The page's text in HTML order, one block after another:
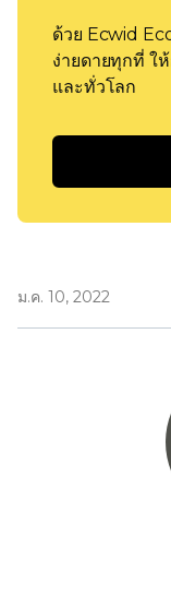
ด้วย Ecwid
ง่ายดายทุกที่ ใ
และทั่วโลก
ม.ค. 10, 2022